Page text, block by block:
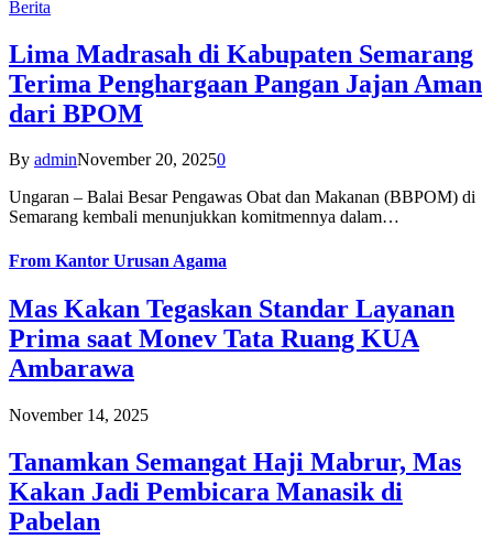
Berita
Lima Madrasah di Kabupaten Semarang
Terima Penghargaan Pangan Jajan Aman
dari BPOM
By adminNovember 20, 20250
Ungaran – Balai Besar Pengawas Obat dan Makanan (BBPOM) di
Semarang kembali menunjukkan komitmennya dalam…
From Kantor Urusan Agama
Mas Kakan Tegaskan Standar Layanan
Prima saat Monev Tata Ruang KUA
Ambarawa
November 14, 2025
Tanamkan Semangat Haji Mabrur, Mas
Kakan Jadi Pembicara Manasik di
Pabelan